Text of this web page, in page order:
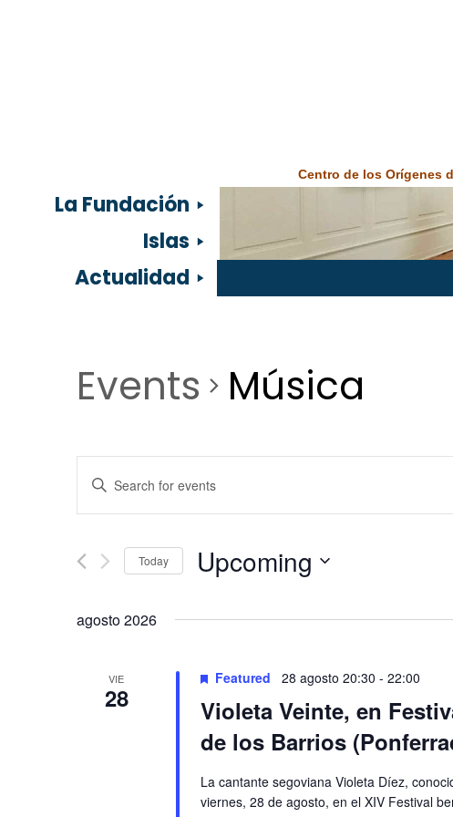
Centro de los Orígenes
La Fundación
Islas
Actualidad
Events Música
Events
Search
and
Views
Navigation
Enter
Keyword.
Search
Events
Today Upcoming
agosto 2026
VIE
28
Featured 28 agosto 20:30 - 22:00
Violeta Veinte, en
de los Barrios
La cantante segoviana Violeta Díez,
viernes, 28 de agosto, en el XIV Festival